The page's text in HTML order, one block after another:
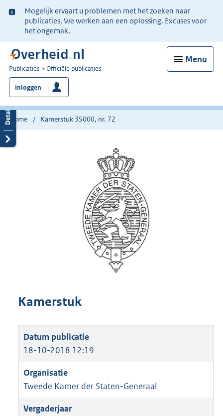
Ter
informatie:
Mogelijk ervaart u problemen met het zoeken naar
publicaties. We werken aan een oplossing. Excuses voor
het ongemak.
Menu
U
bent
nu
hier:
Publicaties Officiële publicaties
Inloggen
Home Kamerstuk 35000, nr. 72
Kamerstuk
18-10-2018 12:19
Tweede Kamer der Staten-Generaal